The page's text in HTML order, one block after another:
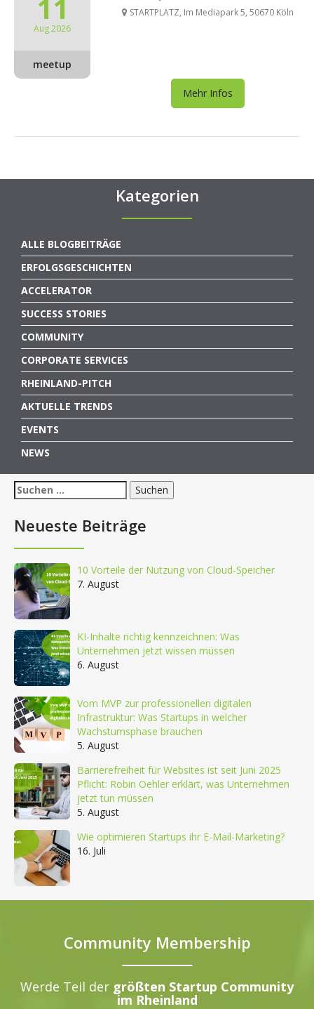
11
Aug 2026
meetup
STARTPLATZ, Im Mediapark 5, 50670 Köln
Mehr Infos
Kategorien
ALLE BLOGBEITRÄGE
ERFOLGSGESCHICHTEN
ACCELERATOR
SUCCESS STORIES
COMMUNITY
CORPORATE SERVICES
RHEINLAND-PITCH
AKTUELLE TRENDS
EVENTS
NEWS
Suchen
nach:
Neueste Beiträge
10 Vorteile der Nutzung von Cloud-Speicher
7. August
KI-Inhalte richtig kennzeichnen: Was
Unternehmen jetzt wissen müssen
6. August
Vom MVP zur professionellen digitalen
Infrastruktur: Was Startups in welcher
Wachstumsphase brauchen
5. August
Barrierefreiheit für Websites ist seit Juni 2025
Pflicht: Robin Oehler erklärt, was Unternehmen
jetzt tun müssen
5. August
Wie optimieren Startups ihr E-Mail-Marketing?
16. Juli
Community Membership
Werde Teil der größten Startup Community
im Rheinland